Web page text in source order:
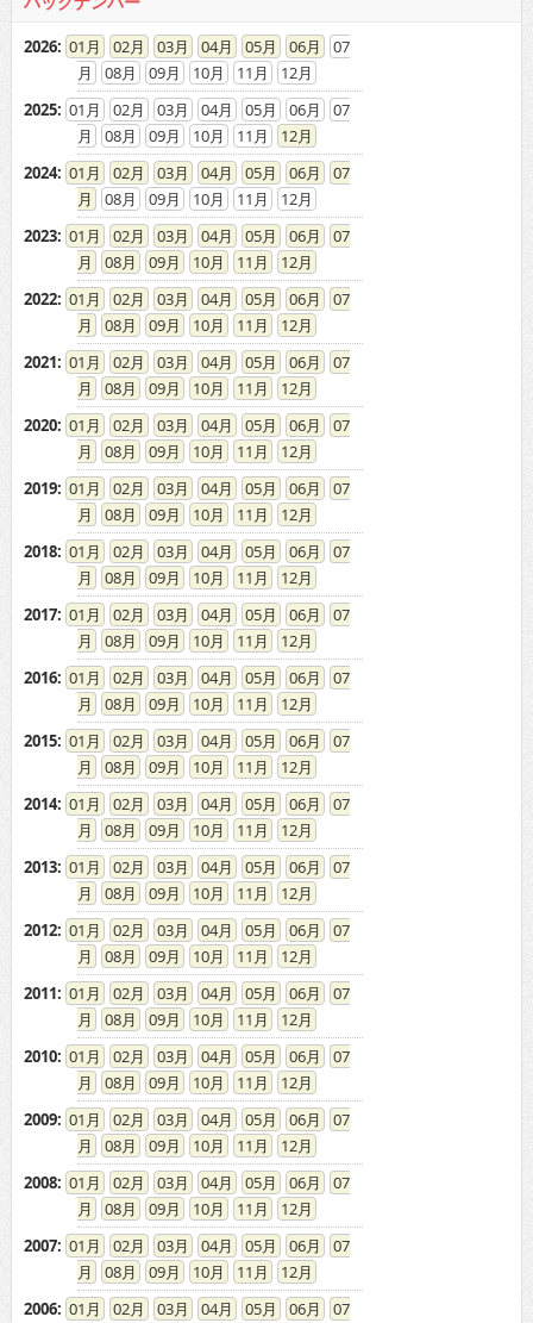
2026: 01 02 03 04 05 06
07
08
09 10 11
12
2025: 01 02 03 04 05 06
07
08
09 10 11
12
2024: 01 02 03 04 05 06
07
08
09 10 11
12
2023: 01 02 03 04 05 06
07
08
09 10 11
12
2022: 01 02 03 04 05 06
07
08
09 10 11
12
2021: 01 02 03 04 05 06
07
08
09 10 11
12
2020: 01 02 03 04 05 06
07
08
09 10 11
12
2019: 01 02 03 04 05 06
07
08
09 10 11
12
2018: 01 02 03 04 05 06
07
08
09 10 11
12
2017: 01 02 03 04 05 06
07
08
09 10 11
12
2016: 01 02 03 04 05 06
07
08
09 10 11
12
2015: 01 02 03 04 05 06
07
08
09 10 11
12
2014: 01 02 03 04 05 06
07
08
09 10 11
12
2013: 01 02 03 04 05 06
07
08
09 10 11
12
2012: 01 02 03 04 05 06
07
08
09 10 11
12
2011: 01 02 03 04 05 06
07
08
09 10 11
12
2010: 01 02 03 04 05 06
07
08
09 10 11
12
2009: 01 02 03 04 05 06
07
08
09 10 11
12
2008: 01 02 03 04 05 06
07
08
09 10 11
12
2007: 01 02 03 04 05 06
07
08
09 10 11
12
2006: 01 02 03 04 05 06
07